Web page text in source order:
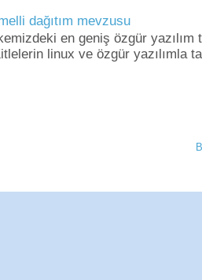
dağıtım mevzusu
en geniş özgür
linux ve özgür yazılımla